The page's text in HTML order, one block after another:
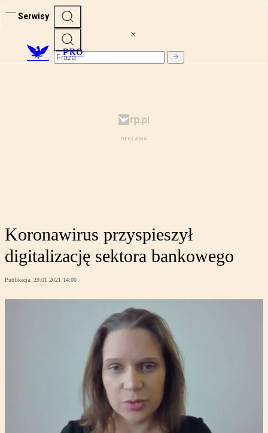
Serwisy
PRO
Koronawirus przyspieszył
digitalizację sektora bankowego
Publikacja: 29.01.2021 14:00